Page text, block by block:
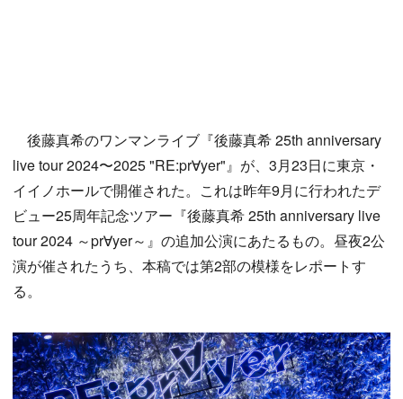
後藤真希のワンマンライブ『後藤真希 25th anniversary
live tour 2024〜2025 "RE:pr∀yer"』が、3月23日に東京・
イイノホールで開催された。これは昨年9月に行われたデ
ビュー25周年記念ツアー『後藤真希 25th anniversary live
tour 2024 ～pr∀yer～』の追加公演にあたるもの。昼夜2公
演が催されたうち、本稿では第2部の模様をレポートす
る。